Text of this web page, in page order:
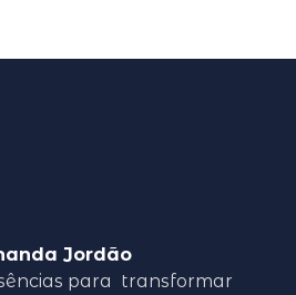
Jordão
para transformar